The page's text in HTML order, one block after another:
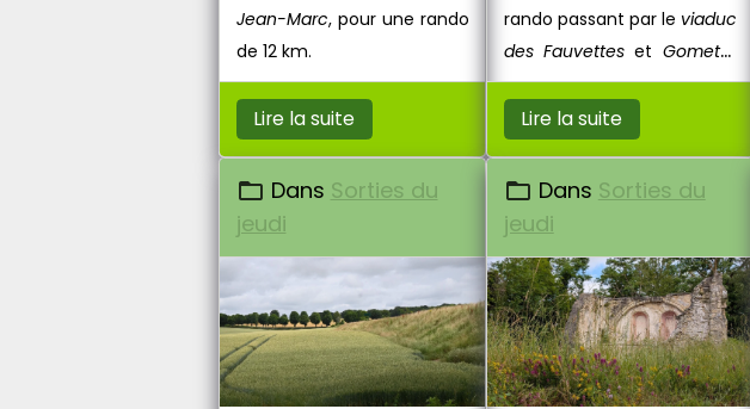
Jean-Marc, pour une rando
de 12 km.
Lire la suite
rando passant par le viaduc
des Fauvetteset Gometz-
le-Chatel.
Lire la suite
Dans Sorties du
jeudi
Dans Sorties du
jeudi